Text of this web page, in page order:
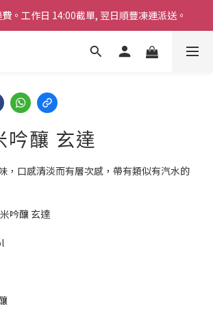
。工作日 14:00截單, 翌日順豐凍運派送。
。工作日 14:00截單, 翌日順豐凍運派送。
自由配 (Mix & Match)」$698 任選 4 支
。工作日 14:00截單, 翌日順豐凍運派送。
吟釀 玄達
，口感清淡而有層次感，帶有類似有汽水的
吟釀 玄達